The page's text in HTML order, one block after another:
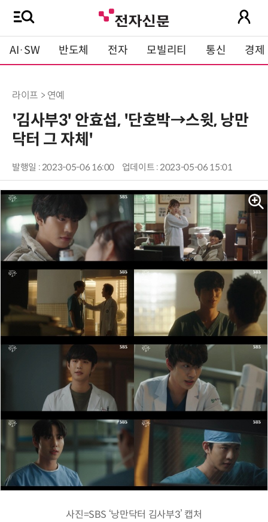
AI·SW 반도체 전자 모빌리티 통신 경제
라이프 > 연예
'김사부3' 안효섭, '단호박→스윗, 낭만
닥터 그 자체'
발행일 : 2023-05-06 16:00 업데이트 : 2023-05-06 15:01
사진=SBS ‘낭만닥터 김사부3’ 캡처